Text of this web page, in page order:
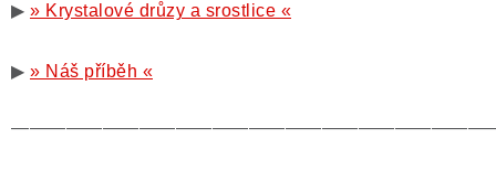
▶ » Krystalové drůzy a srostlice «
▶ » Náš příběh «